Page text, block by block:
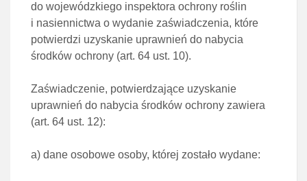
do wojewódzkiego inspektora ochrony roślin
i nasiennictwa o wydanie zaświadczenia, które
potwierdzi uzyskanie uprawnień do nabycia
środków ochrony (art. 64 ust. 10).
Zaświadczenie, potwierdzające uzyskanie
uprawnień do nabycia środków ochrony zawiera
(art. 64 ust. 12):
a) dane osobowe osoby, której zostało wydane: